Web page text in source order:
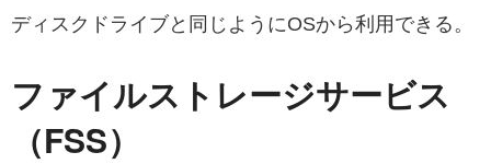
ディスクドライブと同じようにOSから利用できる。
ファイルストレージサービス
（FSS）